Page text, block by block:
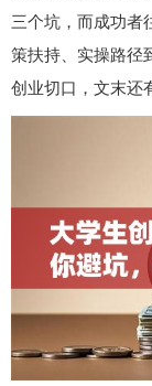
三个坑，而成功者
策扶持、实操路径
创业切口，文末还